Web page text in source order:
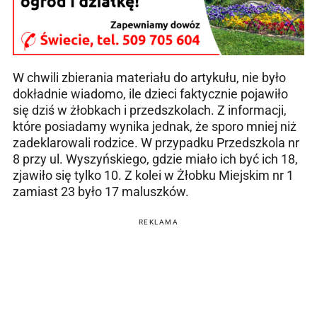
W chwili zbierania materiału do artykułu, nie było
dokładnie wiadomo, ile dzieci faktycznie pojawiło
się dziś w żłobkach i przedszkolach. Z informacji,
które posiadamy wynika jednak, że sporo mniej niż
zadeklarowali rodzice. W przypadku Przedszkola nr
8 przy ul. Wyszyńskiego, gdzie miało ich być ich 18,
zjawiło się tylko 10. Z kolei w Żłobku Miejskim nr 1
zamiast 23 było 17 maluszków.
REKLAMA